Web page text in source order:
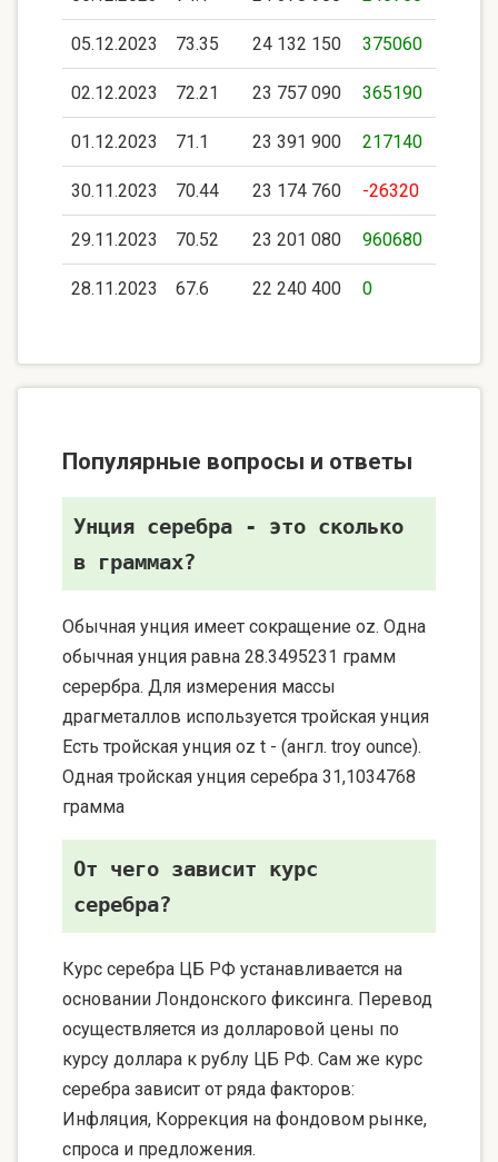
05.12.2023 73.35 24 132 150 375060
02.12.2023 72.21 23 757 090 365190
01.12.2023 71.1 23 391 900 217140
30.11.2023 70.44 23 174 760 -26320
29.11.2023 70.52 23 201 080 960680
28.11.2023 67.6 22 240 400 0
Популярные вопросы и ответы
Унция серебра - это сколько
в граммах?
Обычная унция имеет сокращение oz. Одна
обычная унция равна 28.3495231 грамм
серербра. Для измерения массы
драгметаллов используется тройская унция
Есть тройская унция oz t - (англ. troy ounce).
Одная тройская унция серебра 31,1034768
грамма
От чего зависит курс
серебра?
Курс серебра ЦБ РФ устанавливается на
основании Лондонского фиксинга. Перевод
осуществляется из долларовой цены по
курсу доллара к рублу ЦБ РФ. Сам же курс
серебра зависит от ряда факторов:
Инфляция, Коррекция на фондовом рынке,
спроса и предложения.